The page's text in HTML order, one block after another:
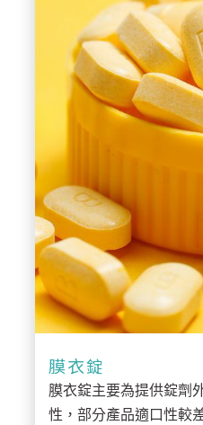
膜衣錠
膜衣錠主要為提供錠劑
性，部分產品適口性較